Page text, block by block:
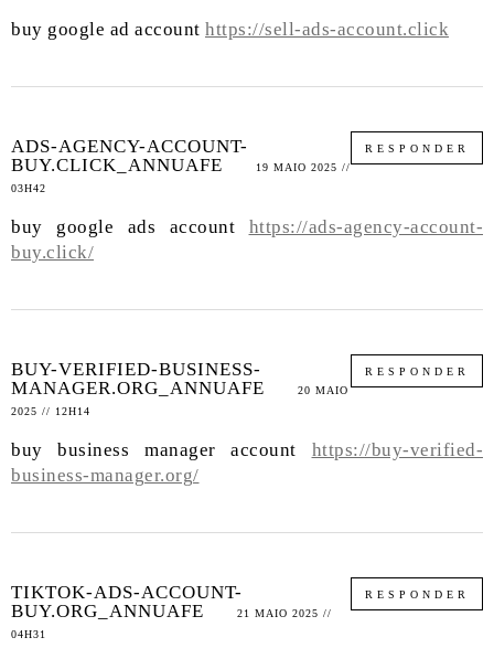
buy google ad account https://sell-ads-account.click
ADS-AGENCY-ACCOUNT-
BUY.CLICK_ANNUAFE
19 MAIO 2025 //
03H42
RESPONDER
buy google ads account https://ads-agency-account-
buy.click/
BUY-VERIFIED-BUSINESS-
MANAGER.ORG_ANNUAFE
20 MAIO
2025 // 12H14
RESPONDER
buy business manager account https://buy-verified-
business-manager.org/
TIKTOK-ADS-ACCOUNT-
BUY.ORG_ANNUAFE
21 MAIO 2025 //
04H31
RESPONDER